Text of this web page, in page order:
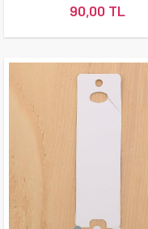
90,00 TL